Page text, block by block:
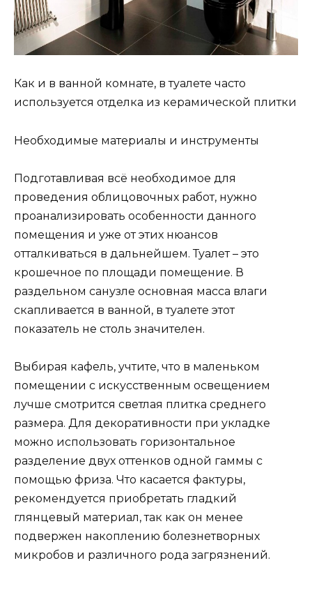
Как и в ванной комнате, в туалете часто
используется отделка из керамической плитки
Необходимые материалы и инструменты
Подготавливая всё необходимое для
проведения облицовочных работ, нужно
проанализировать особенности данного
помещения и уже от этих нюансов
отталкиваться в дальнейшем. Туалет – это
крошечное по площади помещение. В
раздельном санузле основная масса влаги
скапливается в ванной, в туалете этот
показатель не столь значителен.
Выбирая кафель, учтите, что в маленьком
помещении с искусственным освещением
лучше смотрится светлая плитка среднего
размера. Для декоративности при укладке
можно использовать горизонтальное
разделение двух оттенков одной гаммы с
помощью фриза. Что касается фактуры,
рекомендуется приобретать гладкий
глянцевый материал, так как он менее
подвержен накоплению болезнетворных
микробов и различного рода загрязнений.